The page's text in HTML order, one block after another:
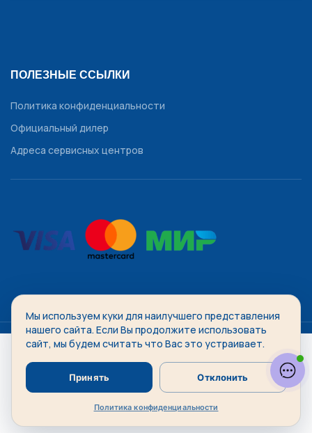
ПОЛЕЗНЫЕ ССЫЛКИ
Политика конфиденциальности
Официальный дилер
Адреса сервисных центров
WATCHDIVISION 2014-2026 Все права защищены.
Мы используем куки для наилучшего представления
нашего сайта. Если Вы продолжите использовать
сайт, мы будем считать что Вас это устраивает.
Принять Отклонить
Политика конфиденциальности